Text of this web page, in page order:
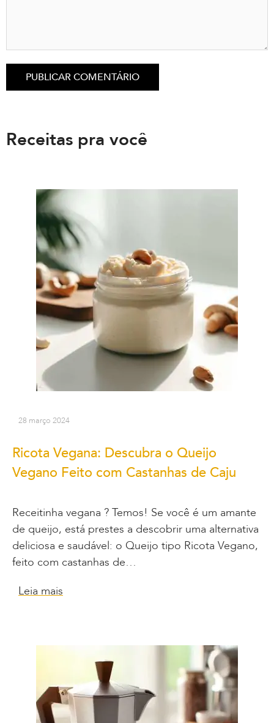
Receitas pra você
28 março 2024
Ricota Vegana: Descubra o Queijo
Vegano Feito com Castanhas de Caju
Receitinha vegana ? Temos! Se você é um amante
de queijo, está prestes a descobrir uma alternativa
deliciosa e saudável: o Queijo tipo Ricota Vegano,
feito com castanhas de…
Leia mais